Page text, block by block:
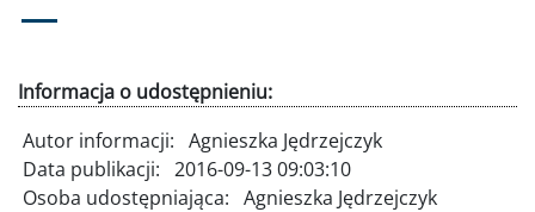
Informacja o udostępnieniu:
Autor informacji: Agnieszka Jędrzejczyk
Data publikacji: 2016-09-13 09:03:10
Osoba udostępniająca: Agnieszka Jędrzejczyk